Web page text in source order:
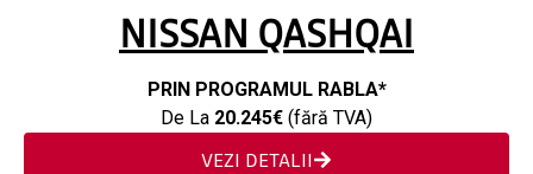
NISSAN QASHQAI
PRIN PROGRAMUL RABLA*
De La 20.245€ (fără TVA)
VEZI DETALII